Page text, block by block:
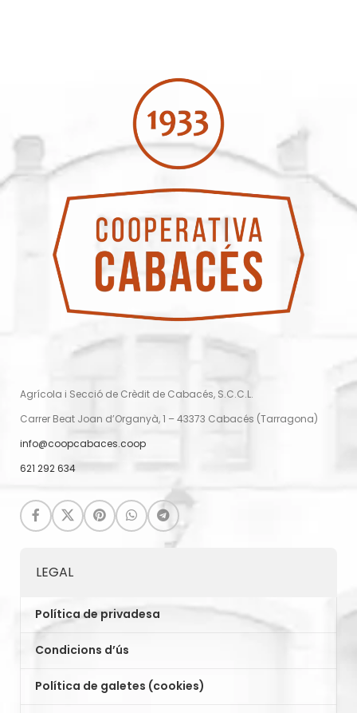
Agrícola i Secció de Crèdit de Cabacés, S.C.C.L.
Carrer Beat Joan d’Organyà, 1 – 43373 Cabacés (Tarragona)
info@coopcabaces.coop
621 292 634
LEGAL
Política de privadesa
Condicions d’ús
Política de galetes (cookies)